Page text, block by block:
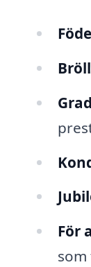
För
som